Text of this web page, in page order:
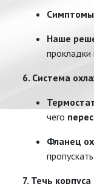
Наше
прокладки
6. Система
чего
Фланец
7. Течь